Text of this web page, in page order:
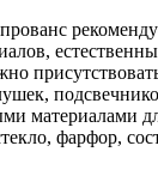
материалами
фарфор,